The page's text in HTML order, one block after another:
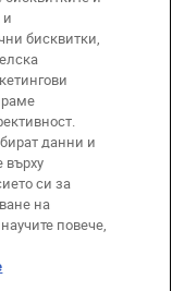
и
бисквитки,
данни и
върху
си за
на
повече,